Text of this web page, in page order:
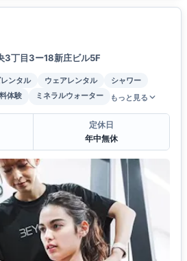
3丁目3ー18新庄ビル5F
ンタル ウェアレンタル
シャワー
体験 ミネラルウォーター もっと見る
定休日
年中無休